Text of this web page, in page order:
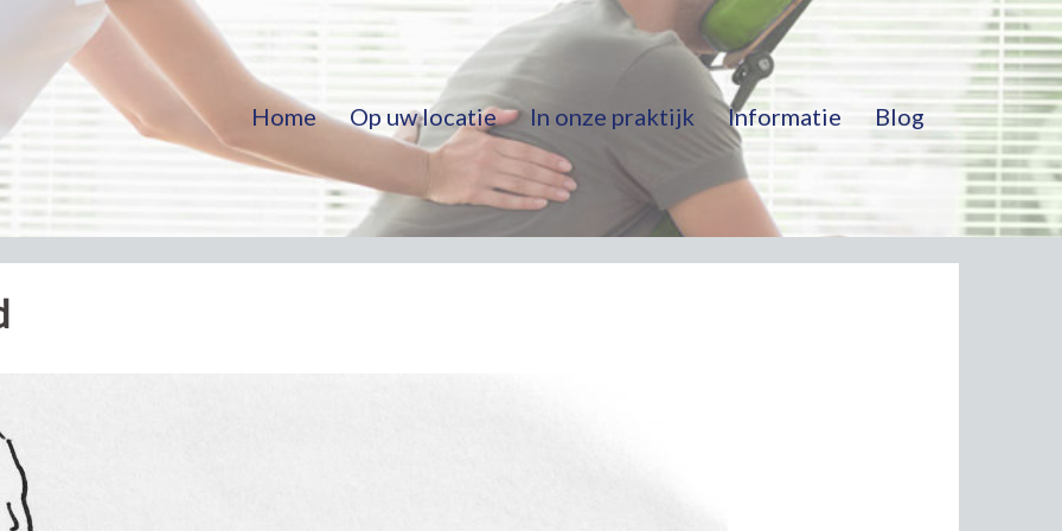
Home Op uw locatie In onze praktijk Informatie Blog